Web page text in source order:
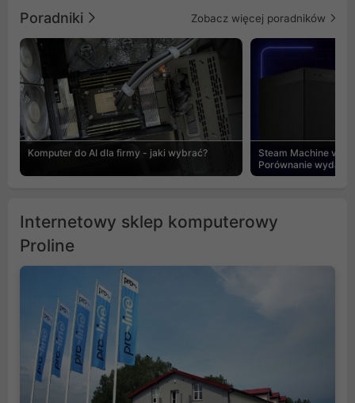
Poradniki Zobacz więcej poradników
Komputer do AI dla firmy - jaki wybrać?
Steam Machine vs
Porównanie
Internetowy sklep komputerowy
Proline